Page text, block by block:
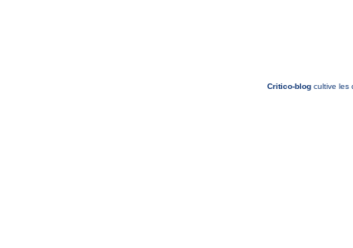
Critico-blog cultive les